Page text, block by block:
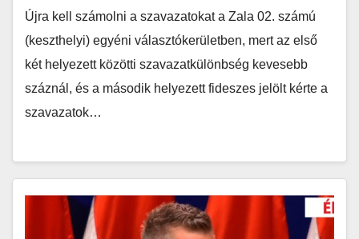
Újra kell számolni a szavazatokat a Zala 02. számú
(keszthelyi) egyéni választókerületben, mert az első
két helyezett közötti szavazatkülönbség kevesebb
száznál, és a második helyezett fideszes jelölt kérte a
szavazatok…